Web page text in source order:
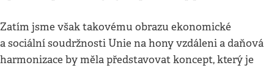
Zatím jsme však takovému obrazu ekonomické
a sociální soudržnosti Unie na hony vzdáleni a daňová
harmonizace by měla představovat koncept, který je